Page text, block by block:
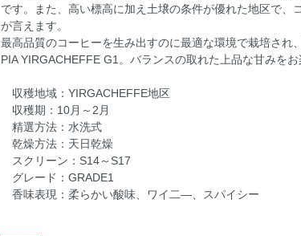
です。また、高い標高に加え土壌の条件が優れた地区で、
が言えます。
最高品質のコーヒーを生み出すのに最適な環境で栽培さ
PIA YIRGACHEFFE G1。バランスの取れた上品な甘みをお
収穫地域：YIRGACHEFFE地区
収穫期：10月～2月
精選方法：水洗式
乾燥方法：天日乾燥
スクリーン：S14～S17
グレード：GRADE1
香味表現：柔らかい酸味、ワイ二―、スパイシー